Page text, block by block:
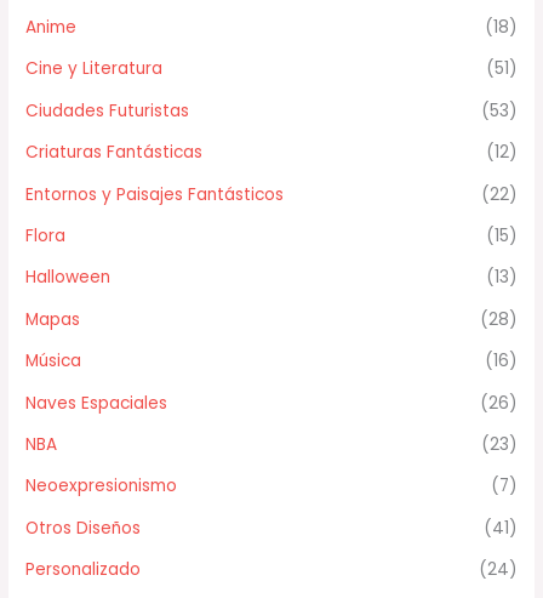
Anime
(18)
Cine y Literatura
(51)
Ciudades Futuristas
(53)
Criaturas Fantásticas
(12)
Entornos y Paisajes Fantásticos
(22)
Flora
(15)
Halloween
(13)
Mapas
(28)
Música
(16)
Naves Espaciales
(26)
NBA
(23)
Neoexpresionismo
(7)
Otros Diseños
(41)
Personalizado
(24)